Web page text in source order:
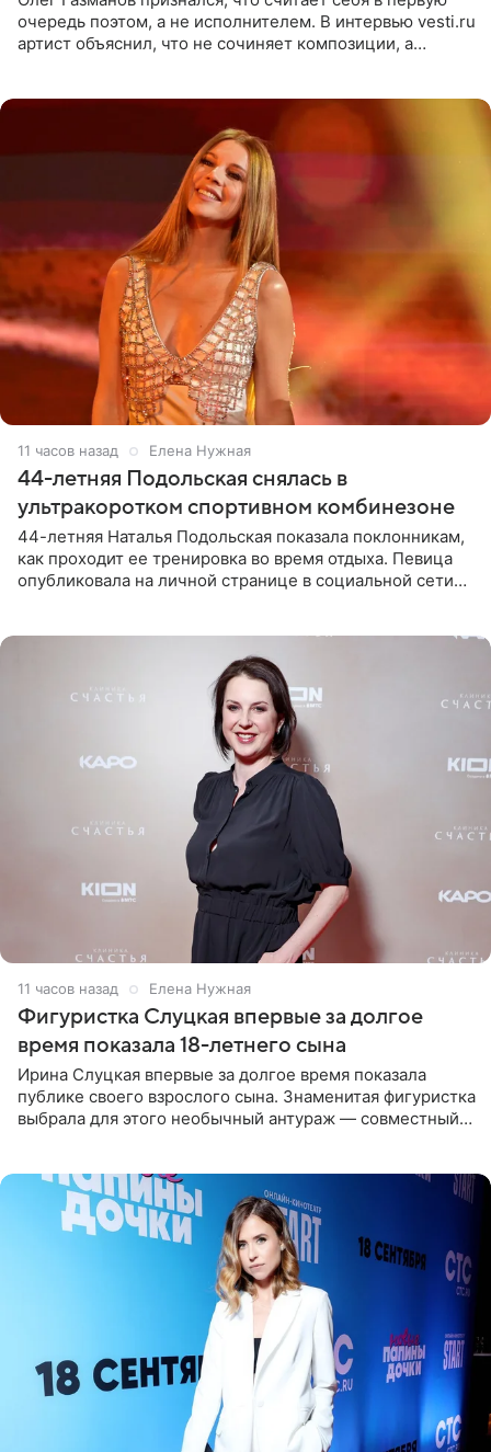
очередь поэтом, а не исполнителем. В интервью vesti.ru
артист объяснил, что не сочиняет композиции, а
11 часов назад Елена Нужная
44-летняя Подольская снялась в
ультракоротком спортивном комбинезоне
44-летняя Наталья Подольская показала поклонникам,
как проходит ее тренировка во время отдыха. Певица
опубликовала на личной странице в социальной сети
11 часов назад Елена Нужная
Фигуристка Слуцкая впервые за долгое
время показала 18-летнего сына
Ирина Слуцкая впервые за долгое время показала
публике своего взрослого сына. Знаменитая фигуристка
выбрала для этого необычный антураж — совместный